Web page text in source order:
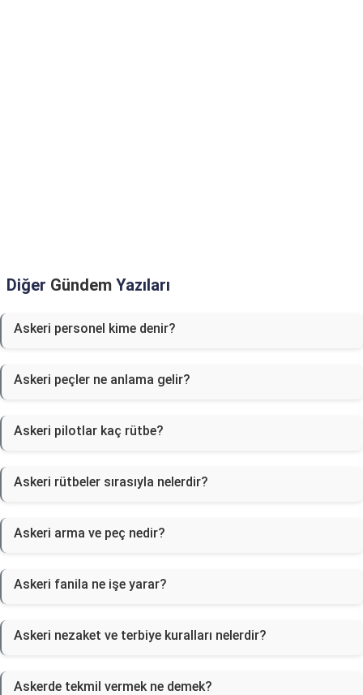
Diğer Gündem Yazıları
Askeri personel kime denir?
Askeri peçler ne anlama gelir?
Askeri pilotlar kaç rütbe?
Askeri rütbeler sırasıyla nelerdir?
Askeri arma ve peç nedir?
Askeri fanila ne işe yarar?
Askeri nezaket ve terbiye kuralları nelerdir?
Askerde tekmil vermek ne demek?